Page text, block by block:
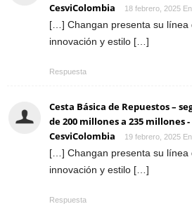
CesviColombia
18 febrero, 2025
[…] Changan presenta su línea
innovación y estilo […]
Respuesta
Cesta Básica de Repuestos –
de 200 millones a 235 millones
CesviColombia
19 febrero, 2025
[…] Changan presenta su línea
innovación y estilo […]
Respuesta